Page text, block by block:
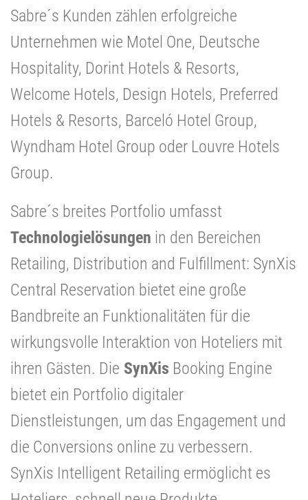
Sabre´s Kunden zählen erfolgreiche
Unternehmen wie Motel One, Deutsche
Hospitality, Dorint Hotels & Resorts,
Welcome Hotels, Design Hotels, Preferred
Hotels & Resorts, Barceló Hotel Group,
Wyndham Hotel Group oder Louvre Hotels
Group.
Sabre´s breites Portfolio umfasst
Technologielösungen in den Bereichen
Retailing, Distribution and Fulfillment: SynXis
Central Reservation bietet eine große
Bandbreite an Funktionalitäten für die
wirkungsvolle Interaktion von Hoteliers mit
ihren Gästen. Die SynXis Booking Engine
bietet ein Portfolio digitaler
Dienstleistungen, um das Engagement und
die Conversions online zu verbessern.
SynXis Intelligent Retailing ermöglicht es